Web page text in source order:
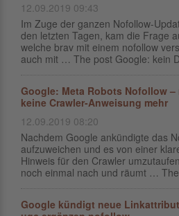
12.09.2019 09:43
Im Zuge der ganzen Nofollow-
den letzten Tagen, kam die Frage
welche brav mit einem nofollow
auch mit … The post Google: kein
Google: Meta Robots Nofollow
keine Crawler-Anweisung mehr
12.09.2019 08:20
Nachdem Google ankündigte das
aufzuweichen und es von einer
Hinweis für den Crawler
noch einmal nach und räumt …
Google kündigt neue